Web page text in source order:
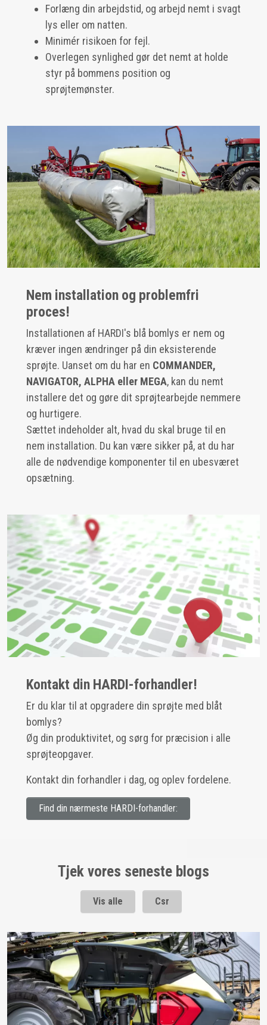
Forlæng din arbejdstid, og arbejd nemt i svagt
lys eller om natten.
Minimér risikoen for fejl.
Overlegen synlighed gør det nemt at holde
styr på bommens position og
sprøjtemønster.
Nem installation og problemfri
proces!
Installationen af HARDI's blå bomlys er nem og
kræver ingen ændringer på din eksisterende
sprøjte. Uanset om du har en COMMANDER,
NAVIGATOR, ALPHA eller MEGA, kan du nemt
installere det og gøre dit sprøjtearbejde nemmere
og hurtigere.
Sættet indeholder alt, hvad du skal bruge til en
nem installation. Du kan være sikker på, at du har
alle de nødvendige komponenter til en ubesværet
opsætning.
Kontakt din HARDI-forhandler!
Er du klar til at opgradere din sprøjte med blåt
bomlys?
Øg din produktivitet, og sørg for præcision i alle
sprøjteopgaver.
Kontakt din forhandler i dag, og oplev fordelene.
Find din nærmeste HARDI-forhandler:
Tjek vores seneste blogs
Vis alle Csr